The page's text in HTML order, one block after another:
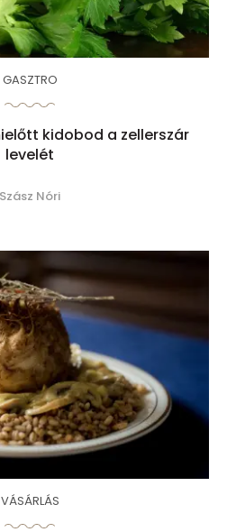
GASZTRO
kidobod a zellerszár
levelét
Szász Nóri
VÁSÁRLÁS